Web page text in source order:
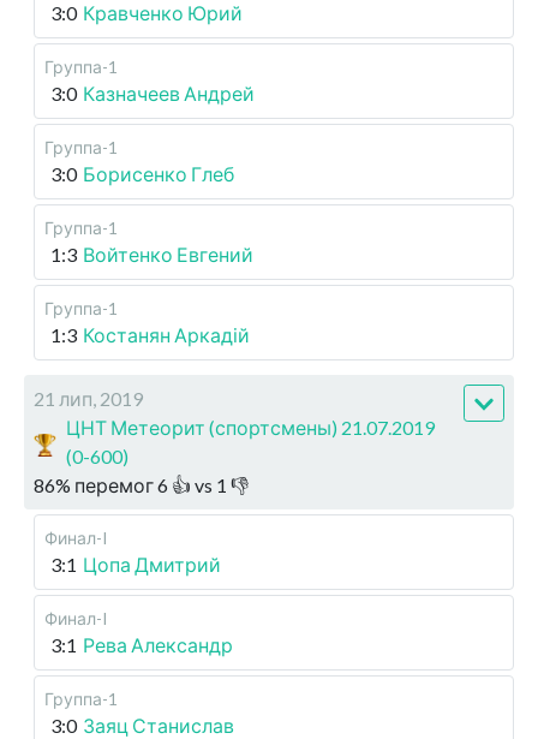
3:0 Кравченко Юрий
Группа-1
3:0 Казначеев Андрей
Группа-1
3:0 Борисенко Глеб
Группа-1
1:3 Войтенко Евгений
Группа-1
1:3 Костанян Аркадій
21 лип, 2019
ЦНТ Метеорит (спортсмены) 21.07.2019
(0-600)
86% перемог6 👍 vs 1 👎
Финал-I
3:1 Цопа Дмитрий
Финал-I
3:1 Рева Александр
Группа-1
3:0 Заяц Станислав